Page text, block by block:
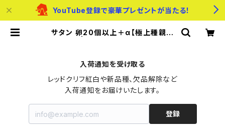
YouTube登録で豪華プレゼントが当たる！
サタン 卵20個以上＋α【極上種親使
入荷通知を受け取る
レッドクリフ紅白や新品種、欠品解除など
入荷通知をお届けいたします。
登録